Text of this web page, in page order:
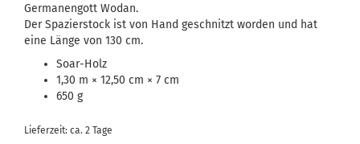
Germanengott Wodan.
Der Spazierstock ist von Hand geschnitzt worden und hat
eine Länge von 130 cm.
Soar-Holz
1,30 m × 12,50 cm × 7 cm
650 g
Lieferzeit: ca. 2 Tage